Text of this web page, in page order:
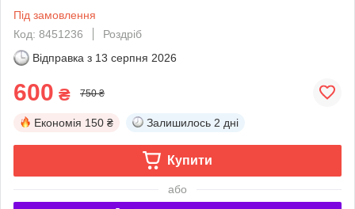
Під замовлення
Код: 8451236
Роздріб
Відправка з 13 серпня 2026
600 ₴ 750 ₴
Економія 150 ₴ Залишилось 2 дні
Купити
або